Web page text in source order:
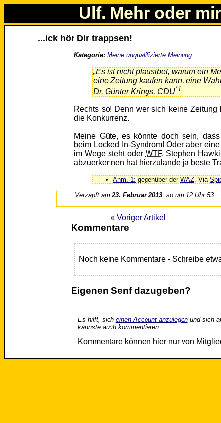
Ulf. Mehr oder
...ick hör Dir trappsen!
Kategorie: Meine unqualifizierte Meinung
„Es ist nicht plausibel, warum ein
eine Zeitung kaufen kann, eine
Dr. Günter Krings, CDU*1
Rechts so! Denn wer sich keine
die Konkurrenz.
Meine Güte, es könnte doch sein,
beim Locked In-Syndrom! Oder aber
im Wege steht oder WTF. Stephen
abzuerkennen hat hierzulande ja beste
Anm. 1: gegenüber der WAZ. Via
Verzapft am23. Februar 2013 , so um 12 Uhr 53
« Voriger Artikel
Kommentare
Noch keine Kommentare - Schreibe
Eigenen Senf dazugeben?
Es hilft, sich einen Account anzulegenund sich
kannste auch kommentieren.
Kommentare können hier nur von